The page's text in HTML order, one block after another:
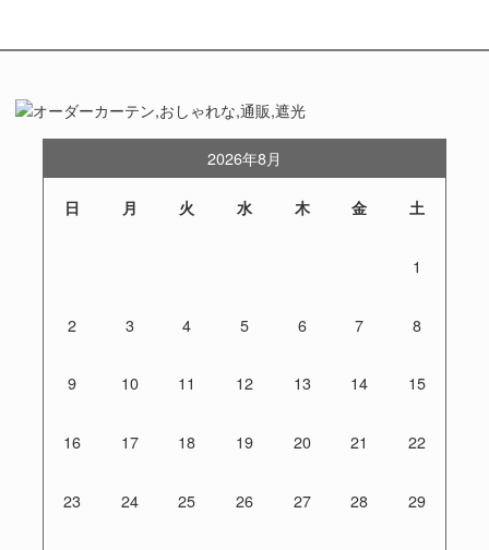
2026年8月
日 月 火 水 木 金 土
1
2 3 4 5 6 7 8
9 10 11 12 13 14 15
16 17 18 19 20 21 22
23 24 25 26 27 28 29